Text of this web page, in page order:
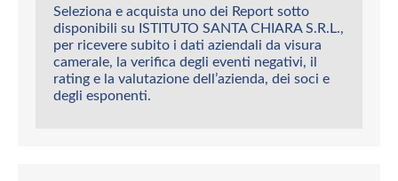
Seleziona e acquista uno dei Report sotto
disponibili su ISTITUTO SANTA CHIARA S.R.L.,
per ricevere subito i dati aziendali da visura
camerale, la verifica degli eventi negativi, il
rating e la valutazione dell’azienda, dei soci e
degli esponenti.